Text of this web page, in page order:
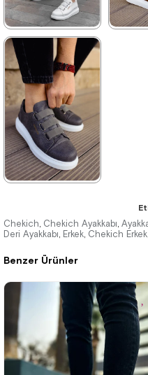
★ ★ ★
3.740,00 ₺
5.423,00 ₺
%31İndirim
Ücretsiz
Kargo
3.740,00 ₺
%31İndirim
Benzer Ürünler
Chekich, Chekich Ayakkabı,
Deri Ayakkabı, Erkek, Chekich Erkek